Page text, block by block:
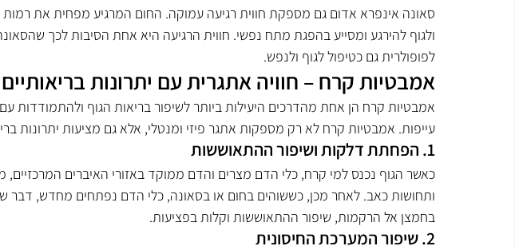
סאונה אינפרא אדום גם מספקת חווית רגיעה עמוקה. החום המרגיע מפחית את
ולגוף להירגע ומסייע בהפגת מתח נפשי. חווית הרגיעה היא אחת הסיבות לכך
לפופולרית גם כטיפול לגוף ולנפש.
אמבטיות קרח – חוויה אתגרית עם יתרונות בריאותיים
אמבטיות קרח הן אחת מהדרכים היעילות ביותר לשיפור בריאות הגוף ולהתמודדות
עייפות. אמבטיות קרח לא רק מספקות אתגר פיזי ומנטלי, אלא גם מציעות יתרונות
1. הפחתת דלקות ושיפור ההתאוששות
כאשר הגוף נכנס למי קרח, כלי הדם מצרים והדם ממוקד באזורי האיברים
ותחושות כאב. לאחר מכן, כששוהים בחום או בסאונה, כלי הדם נפתחים מחדש, דבר
בחמצן אל הרקמות, שיפור ההתאוששות וקלות בפציעות.
2. שיפור המערכת החיסונית